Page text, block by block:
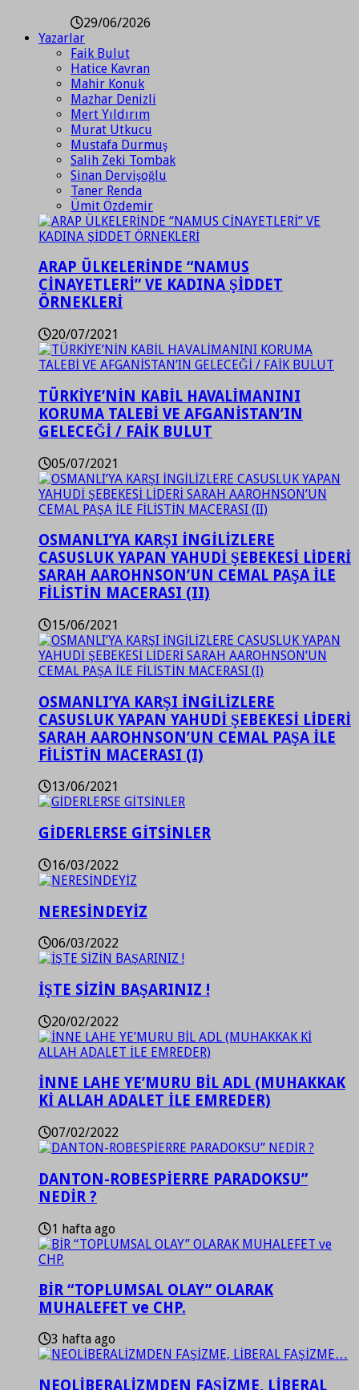
29/06/2026
Yazarlar
Faik Bulut
Hatice Kavran
Mahir Konuk
Mazhar Denizli
Mert Yıldırım
Murat Utkucu
Mustafa Durmuş
Salih Zeki Tombak
Sinan Dervişoğlu
Taner Renda
Ümit Özdemir
ARAP ÜLKELERİNDE “NAMUS
CİNAYETLERİ” VE KADINA ŞİDDET
ÖRNEKLERİ
20/07/2021
TÜRKİYE’NİN KABİL HAVALİMANINI
KORUMA TALEBİ VE AFGANİSTAN’IN
GELECEĞİ / FAİK BULUT
05/07/2021
OSMANLI’YA KARŞI İNGİLİZLERE
CASUSLUK YAPAN YAHUDİ ŞEBEKESİ LİDERİ
SARAH AAROHNSON’UN CEMAL PAŞA İLE
FİLİSTİN MACERASI (II)
15/06/2021
OSMANLI’YA KARŞI İNGİLİZLERE
CASUSLUK YAPAN YAHUDİ ŞEBEKESİ LİDERİ
SARAH AAROHNSON’UN CEMAL PAŞA İLE
FİLİSTİN MACERASI (I)
13/06/2021
GİDERLERSE GİTSİNLER
16/03/2022
NERESİNDEYİZ
06/03/2022
İŞTE SİZİN BAŞARINIZ !
20/02/2022
İNNE LAHE YE’MURU BİL ADL (MUHAKKAK
Kİ ALLAH ADALET İLE EMREDER)
07/02/2022
DANTON-ROBESPİERRE PARADOKSU”
NEDİR ?
1 hafta ago
BİR “TOPLUMSAL OLAY” OLARAK
MUHALEFET ve CHP.
3 hafta ago
NEOLİBERALİZMDEN FAŞİZME, LİBERAL